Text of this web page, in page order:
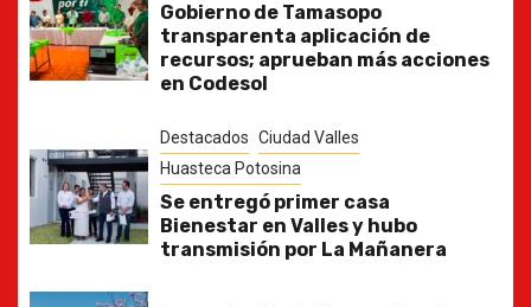
Gobierno de Tamasopo
transparenta aplicación de
recursos; aprueban más acciones
en Codesol
Destacados Ciudad Valles
Huasteca Potosina
Se entregó primer casa
Bienestar en Valles y hubo
transmisión por La Mañanera